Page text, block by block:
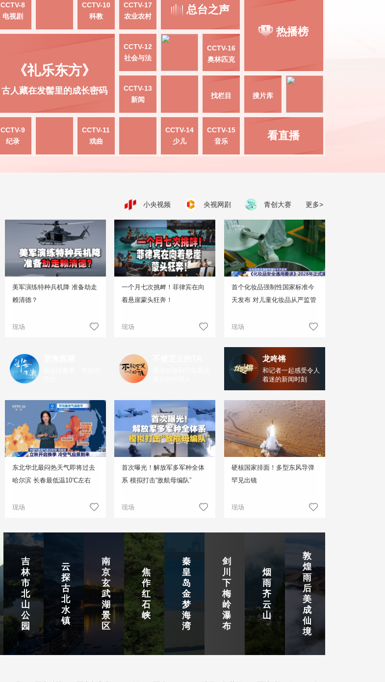
CCTV-8
电视剧
CCTV-10
科教
CCTV-17
农业农村
总台之声
热播榜
《礼乐东方》
古人藏在发髻里的成长密码
CCTV-12
社会与法
CCTV-16
奥林匹克
CCTV-13
新闻
找栏目 搜片库
CCTV-9
纪录
CCTV-11
戏曲
CCTV-14
少儿
CCTV-15
音乐
看直播
更多>
小央视频 央视网剧 青创大赛
美军演练特种兵机降 准备劫走
赖清德？
现场
一个月七次挑衅！菲律宾在向
着悬崖蒙头狂奔！
现场
首个化妆品强制性国家标准今
天发布 对儿童化妆品从严监管
现场
龙咚锵
和记者一起感受令人
着迷的新闻时刻
东北华北最闷热天气即将过去
哈尔滨 长春最低温10℃左右
现场
首次曝光！解放军多军种全体
系 模拟打击“敌航母编队”
现场
硬核国家排面！多型东风导弹
罕见出镜
现场
吉
林
市
北
山
公
园
云
探
古
北
水
镇
南
京
玄
武
湖
景
区
焦
作
红
石
峡
秦
皇
岛
金
梦
海
湾
剑
川
下
梅
岭
瀑
布
烟
雨
齐
云
山
敦
煌
雨
后
美
成
仙
境